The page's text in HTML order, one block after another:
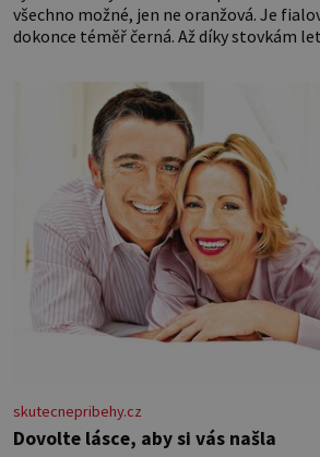
všechno možné, jen ne oranžová. Je
dokonce téměř černá. Až díky stovkám
nedokážeme představit. Její příběh je
skutecnepribehy.cz
Dovolte lásce, aby si vás našla